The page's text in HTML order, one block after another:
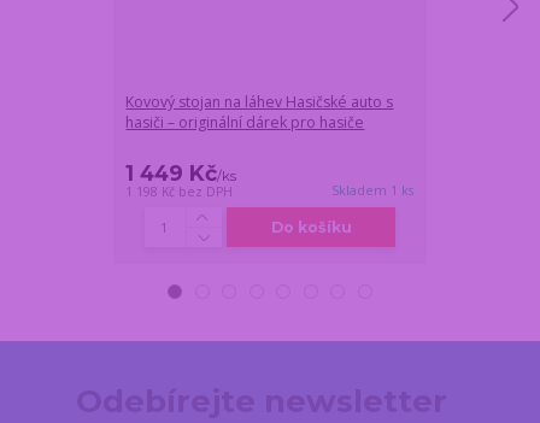
Kovový stojan na láhev Hasičské auto s
hasiči – originální dárek pro hasiče
1 449 Kč/ks
1 198 Kč bez DPH Skladem 1 ks
Do košíku